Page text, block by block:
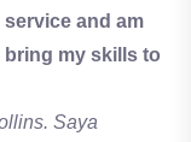
and am
my skills to
Saya